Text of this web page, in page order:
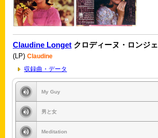
Claudine Longet クロディーヌ・ロンジェ
(LP) Claudine
収録曲・データ
My Guy
男と女
Meditation